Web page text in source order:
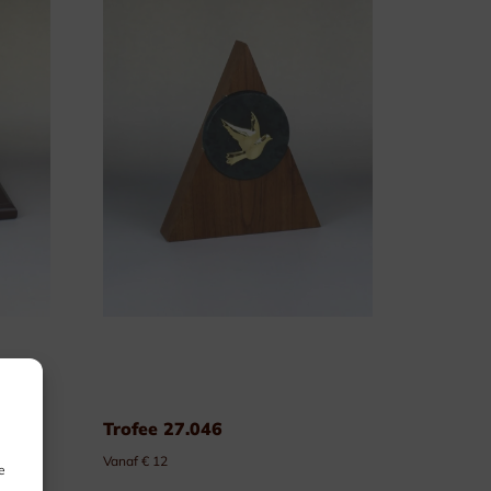
Trofee 27.046
Vanaf € 12